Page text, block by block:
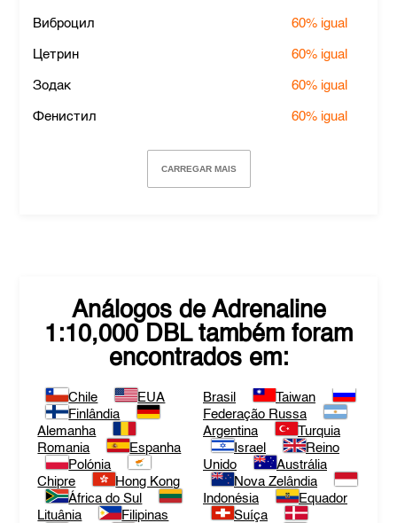
Виброцил 60% igual
Цетрин 60% igual
Зодак 60% igual
Фенистил 60% igual
CARREGAR MAIS
Análogos de Adrenaline
1:10,000 DBLtambém foram
encontrados em:
Chile
EUA
Finlândia
Alemanha
Romania
Espanha
Polónia
Chipre
Hong Kong
África do Sul
Lituânia
Filipinas
Brasil
Taiwan
Federação Russa
Argentina
Turquia
Israel
Reino
Unido
Austrália
Nova Zelândia
Indonésia
Equador
Suíça